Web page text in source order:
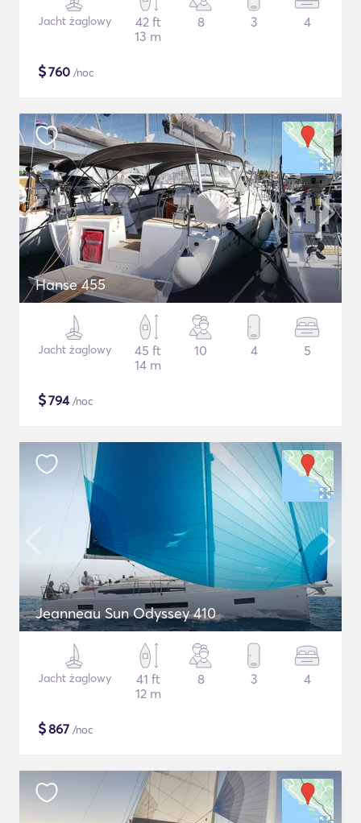
Jacht żaglowy
42 ft
13 m
8 3 4
$760 /noc
Hanse 455
Jacht żaglowy
45 ft
14 m
10 4 5
$794/noc
Jeanneau Sun Odyssey 410
Jacht żaglowy
41 ft
12 m
8 3 4
$867 /noc